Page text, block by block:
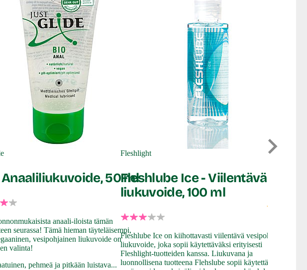
Anaaliliukuvoide, 50 ml
anaali-iloista tämän
seurassa! Tämä hieman täyteläisempi,
vesipohjainen liukuvoide on
valinta!
pehmeä ja pitkään luistava...
Fleshlight
Fleshlube Ice - Viilentävä
liukuvoide, 100 ml
Fleshlube Ice on kiihottavasti viilentävä vesipohjainen
liukuvoide, joka sopii käytettäväksi erityisesti
Fleshlight-tuotteiden kanssa. Liukuvana ja
luonnollisena tuotteena Flehslube sopii käytettäväksi